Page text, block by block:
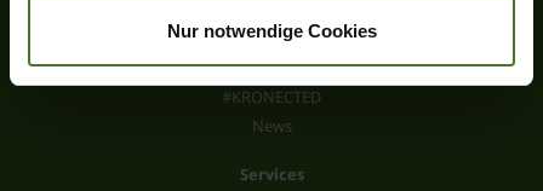
Nur notwendige Cookies
Careers
The KRONE Group
#KRONECTED
News
Services